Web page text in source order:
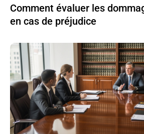
Comment évaluer les
en cas de préjudice